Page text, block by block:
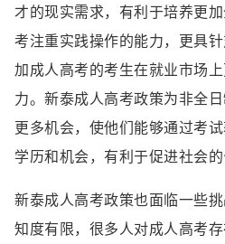
才的现实需求，有利于培养更
考注重实践操作的能力，更具
加成人高考的考生在就业市场
力。新泰成人高考政策为非全
更多机会，使他们能够通过考
学历和机会，有利于促进社会的
新泰成人高考政策也面临一些
知度有限，很多人对成人高考